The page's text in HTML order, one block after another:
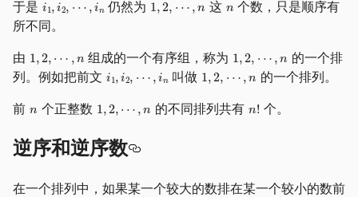
于是 仍然为 这
个数，只是顺序有
所不同。
由
组成的一个有序组，称为
的一个排
列。例如把前文
叫做
的一个排列。
前
个正整数 的不同排列共有 个。
逆序和逆序数
在一个排列中，如果某一个较大的数排在某一个较小的数前